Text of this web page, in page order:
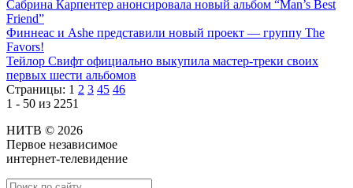
Сабрина Карпентер анонсировала новый альбом “Man’s Best
Friend”
Финнеас и Ashe представили новый проект — группу The
Favors!
Тейлор Свифт официально выкупила мастер-треки своих
первых шести альбомов
Страницы: 1 2 3 45 46
1 - 50 из 2251
НИТВ © 2026
Первое независимое
интернет-телевидение